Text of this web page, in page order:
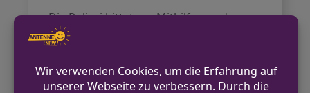
Die Polizei bittet um Mithilfe aus der
Bevölkerung und sucht nach Zeugen,
die den Vorfall beobachtet haben oder
machen können.